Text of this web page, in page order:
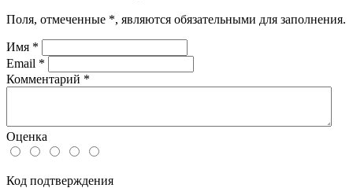
Поля, отмеченные *, являются обязательными для заполнения.
Имя *
Email *
Комментарий *
Оценка
Код подтверждения